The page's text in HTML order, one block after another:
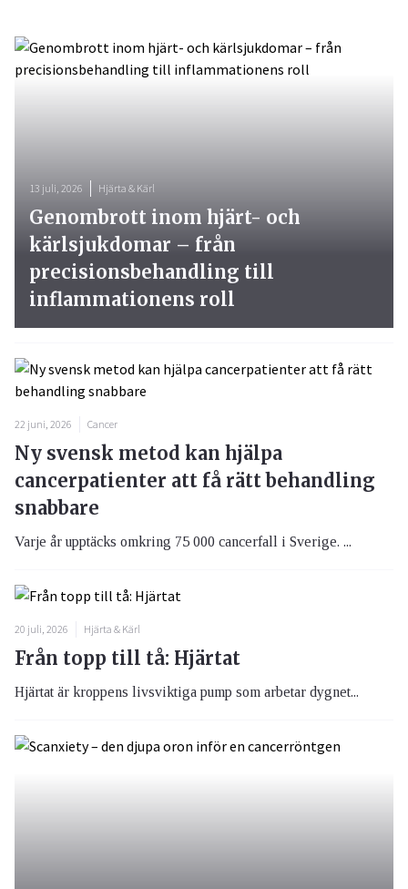
22 juni, 2026 Cancer
Ny svensk metod kan hjälpa
cancerpatienter att få rätt behandling
snabbare
Varje år upptäcks omkring 75 000 cancerfall i Sverige. ...
20 juli, 2026 Hjärta & Kärl
Från topp till tå: Hjärtat
Hjärtat är kroppens livsviktiga pump som arbetar dygnet...
13 juli, 2026 Hjärta & Kärl
Genombrott inom hjärt- och
kärlsjukdomar – från
precisionsbehandling till
inflammationens roll